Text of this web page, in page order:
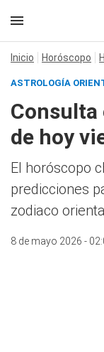
Inicio Horóscopo
ASTROLOGÍA
Consulta
de hoy
El horóscopo
predicciones
zodiaco
8 de mayo 2026 -